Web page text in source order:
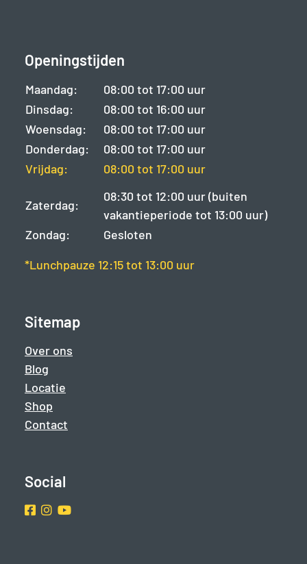
Openingstijden
Maandag:
08:00 tot 17:00 uur
Dinsdag:
08:00 tot 16:00 uur
Woensdag:
08:00 tot 17:00 uur
Donderdag:
08:00 tot 17:00 uur
Vrijdag:
08:00 tot 17:00 uur
Zaterdag:
08:30 tot 12:00 uur (buiten
vakantieperiode tot 13:00 uur)
Zondag:
Gesloten
*Lunchpauze 12:15 tot 13:00 uur
Sitemap
Over ons
Blog
Locatie
Shop
Contact
Social
Facebook
Instragram
Youtube